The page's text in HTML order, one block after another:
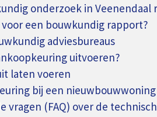
onderzoek in Veenendaal
een bouwkundig rapport?
adviesbureaus
uitvoeren?
laten voeren
bij een
vragen (FAQ) over de